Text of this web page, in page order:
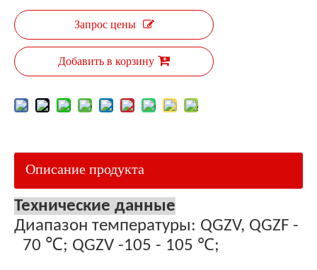
Запрос цены
Добавить в корзину
Описание продукта
Технические данные
Диапазон температуры: QGZV, QGZF -
70 ℃; QGZV -105 - 105 ℃;